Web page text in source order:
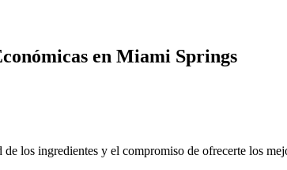
en Miami Springs
los ingredientes y el compromiso de ofrecerte los